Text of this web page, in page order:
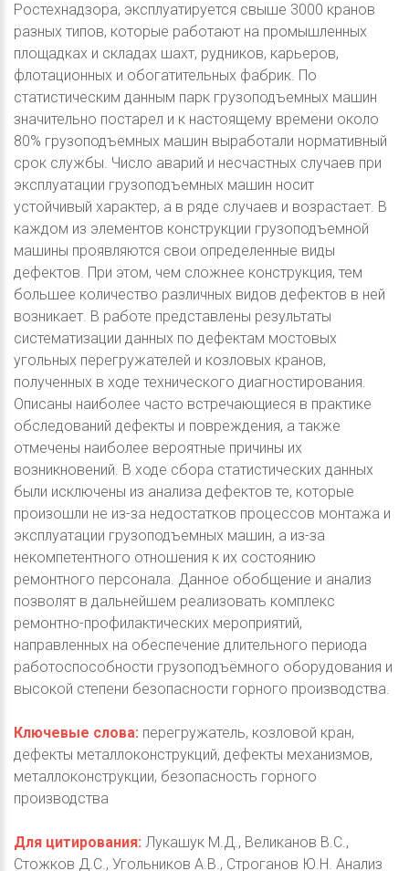
Ростехнадзора, эксплуатируется свыше 3000 кранов
разных типов, которые работают на промышленных
площадках и складах шахт, рудников, карьеров,
флотационных и обогатительных фабрик. По
статистическим данным парк грузоподъемных машин
значительно постарел и к настоящему времени около
80% грузоподъемных машин выработали нормативный
срок службы. Число аварий и несчастных случаев при
эксплуатации грузоподъемных машин носит
устойчивый характер, а в ряде случаев и возрастает. В
каждом из элементов конструкции грузоподъемной
машины проявляются свои определенные виды
дефектов. При этом, чем сложнее конструкция, тем
большее количество различных видов дефектов в ней
возникает. В работе представлены результаты
систематизации данных по дефектам мостовых
угольных перегружателей и козловых кранов,
полученных в ходе технического диагностирования.
Описаны наиболее часто встречающиеся в практике
обследований дефекты и повреждения, а также
отмечены наиболее вероятные причины их
возникновений. В ходе сбора статистических данных
были исключены из анализа дефектов те, которые
произошли не из-за недостатков процессов монтажа и
эксплуатации грузоподъемных машин, а из-за
некомпетентного отношения к их состоянию
ремонтного персонала. Данное обобщение и анализ
позволят в дальнейшем реализовать комплекс
ремонтно-профилактических мероприятий,
направленных на обеспечение длительного периода
работоспособности грузоподъёмного оборудования и
высокой степени безопасности горного производства.
Ключевые слова: перегружатель, козловой кран,
дефекты металлоконструкций, дефекты механизмов,
металлоконструкции, безопасность горного
производства
Для цитирования: Лукашук М.Д., Великанов В.С.,
Стожков Д.С., Угольников А.В., Строганов Ю.Н. Анализ